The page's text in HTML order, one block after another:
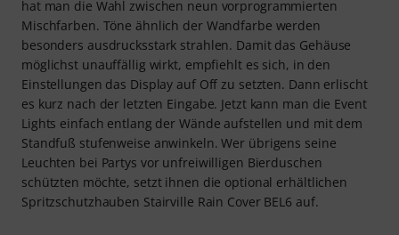
hat man die Wahl zwischen neun vorprogrammierten
Mischfarben. Töne ähnlich der Wandfarbe werden
besonders ausdrucksstark strahlen. Damit das Gehäuse
möglichst unauffällig wirkt, empfiehlt es sich, in den
Einstellungen das Display auf Off zu setzten. Dann erlischt
es kurz nach der letzten Eingabe. Jetzt kann man die Event
Lights einfach entlang der Wände aufstellen und mit dem
Standfuß stufenweise anwinkeln. Wer übrigens seine
Leuchten bei Partys vor unfreiwilligen Bierduschen
schützten möchte, setzt ihnen die optional erhältlichen
Spritzschutzhauben Stairville Rain Cover BEL6 auf.